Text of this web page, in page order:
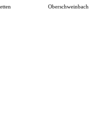
Oberschweinbach